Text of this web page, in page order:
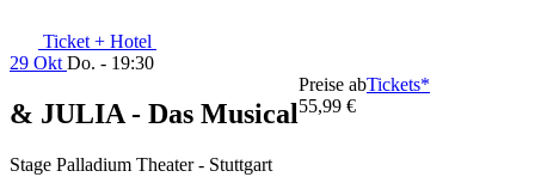
Ticket + Hotel
29 Okt Do. - 19:30
& JULIA - Das Musical
Stage Palladium Theater - Stuttgart
Preise ab
55,99 €
Tickets*